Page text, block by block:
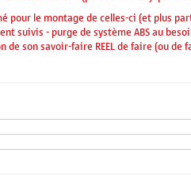
le montage de celles-ci (et plus
suivis - purge de système ABS au
son savoir-faire REEL de faire (ou